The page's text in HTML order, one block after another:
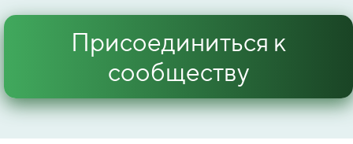
Присоединиться к
сообществу